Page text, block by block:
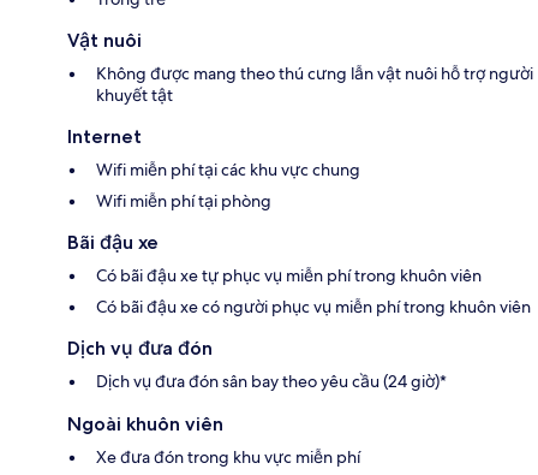
Vật nuôi
Không được mang theo thú cưng lẫn vật nuôi hỗ trợ người
khuyết tật
Internet
Wifi miễn phí tại các khu vực chung
Wifi miễn phí tại phòng
Bãi đậu xe
Có bãi đậu xe tự phục vụ miễn phí trong khuôn viên
Có bãi đậu xe có người phục vụ miễn phí trong khuôn viên
Dịch vụ đưa đón
Dịch vụ đưa đón sân bay theo yêu cầu (24 giờ)*
Ngoài khuôn viên
Xe đưa đón trong khu vực miễn phí